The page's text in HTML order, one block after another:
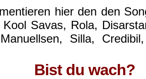
hier den den
Savas, Rola,
Silla,
Bist du wach?